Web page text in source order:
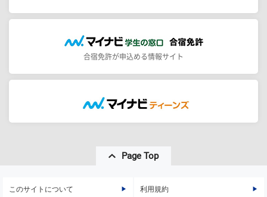
合宿免許が申込める情報サイト
Page Top
このサイトについて 利用規約